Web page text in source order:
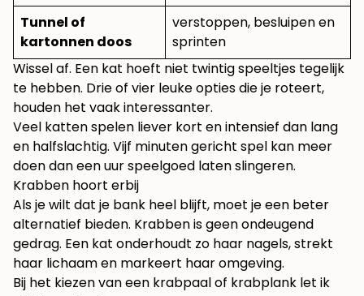
Tunnel of
kartonnen doos
verstoppen, besluipen en
sprinten
Wissel af. Een kat hoeft niet twintig speeltjes tegelijk
te hebben. Drie of vier leuke opties die je roteert,
houden het vaak interessanter.
Veel katten spelen liever kort en intensief dan lang
en halfslachtig. Vijf minuten gericht spel kan meer
doen dan een uur speelgoed laten slingeren.
Krabben hoort erbij
Als je wilt dat je bank heel blijft, moet je een beter
alternatief bieden. Krabben is geen ondeugend
gedrag. Een kat onderhoudt zo haar nagels, strekt
haar lichaam en markeert haar omgeving.
Bij het kiezen van een krabpaal of krabplank let ik